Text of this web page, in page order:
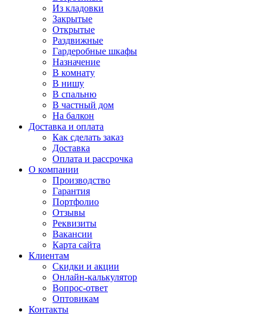
Из кладовки
Закрытые
Открытые
Раздвижные
Гардеробные шкафы
Назначение
В комнату
В нишу
В спальню
В частный дом
На балкон
Доставка и оплата
Как сделать заказ
Доставка
Оплата и рассрочка
О компании
Производство
Гарантия
Портфолио
Отзывы
Реквизиты
Вакансии
Карта сайта
Клиентам
Скидки и акции
Онлайн-калькулятор
Вопрос-ответ
Оптовикам
Контакты